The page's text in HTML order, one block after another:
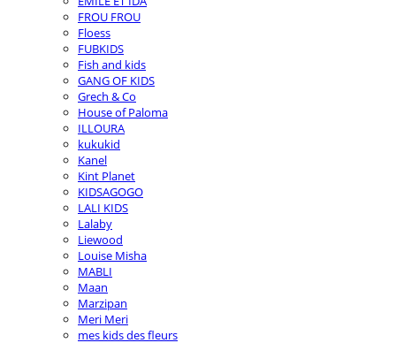
FROU FROU
Floess
FUBKIDS
Fish and kids
GANG OF KIDS
Grech & Co
House of Paloma
ILLOURA
kukukid
Kanel
Kint Planet
KIDSAGOGO
LALI KIDS
Lalaby
Liewood
Louise Misha
MABLI
Maan
Marzipan
Meri Meri
mes kids des fleurs